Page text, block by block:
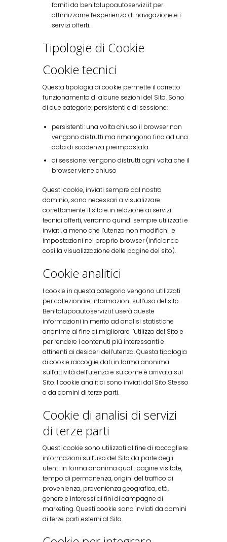
forniti da benitolupoautoservizi.it per
ottimizzarne l’esperienza di navigazione e i
servizi offerti.
Tipologie di Cookie
Cookie tecnici
Questa tipologia di cookie permette il corretto
funzionamento di alcune sezioni del Sito. Sono
di due categorie: persistenti e di sessione:
persistenti: una volta chiuso il browser non
vengono distrutti ma rimangono fino ad una
data di scadenza preimpostata
di sessione: vengono distrutti ogni volta che il
browser viene chiuso
Questi cookie, inviati sempre dal nostro
dominio, sono necessari a visualizzare
correttamente il sito e in relazione ai servizi
tecnici offerti, verranno quindi sempre utilizzati e
inviati, a meno che l’utenza non modifichi le
impostazioni nel proprio browser (inficiando
così la visualizzazione delle pagine del sito).
Cookie analitici
I cookie in questa categoria vengono utilizzati
per collezionare informazioni sull’uso del sito.
Benitolupoautoservizi.it userà queste
informazioni in merito ad analisi statistiche
anonime al fine di migliorare l’utilizzo del Sito e
per rendere i contenuti più interessanti e
attinenti ai desideri dell’utenza. Questa tipologia
di cookie raccoglie dati in forma anonima
sull’attività dell’utenza e su come è arrivata sul
Sito. I cookie analitici sono inviati dal Sito Stesso
o da domini di terze parti.
Cookie di analisi di servizi
di terze parti
Questi cookie sono utilizzati al fine di raccogliere
informazioni sull’uso del Sito da parte degli
utenti in forma anonima quali: pagine visitate,
tempo di permanenza, origini del traffico di
provenienza, provenienza geografica, età,
genere e interessi ai fini di campagne di
marketing. Questi cookie sono inviati da domini
di terze parti esterni al Sito.